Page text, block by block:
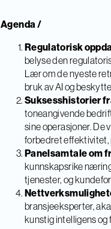
Agenda /
Regulatorisk
belyse den
Lær om de nyeste
bruk av AI og
Suksesshistorier
toneangivende
sine operasjoner. De
forbedret effektivitet,
Panelsamtale om
kunnskapsrike
tjenester, og
bransjeeksperter,
kunstig intelligens og